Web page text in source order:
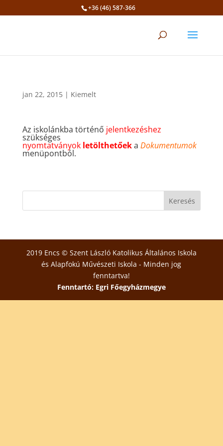
+36 (46) 587-366
jan 22, 2015| Kiemelt
Az iskolánkba történő jelentkezéshez
szükséges
nyomtatványokletölthetőeka Dokumentumok
menüpontból.
2019 Encs © Szent László Katolikus Általános Iskola
és Alapfokú Művészeti Iskola - Minden jog
fenntartva!
Fenntartó: Egri Főegyházmegye